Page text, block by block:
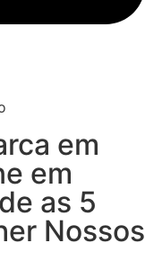
em
em
as 5
Nossos